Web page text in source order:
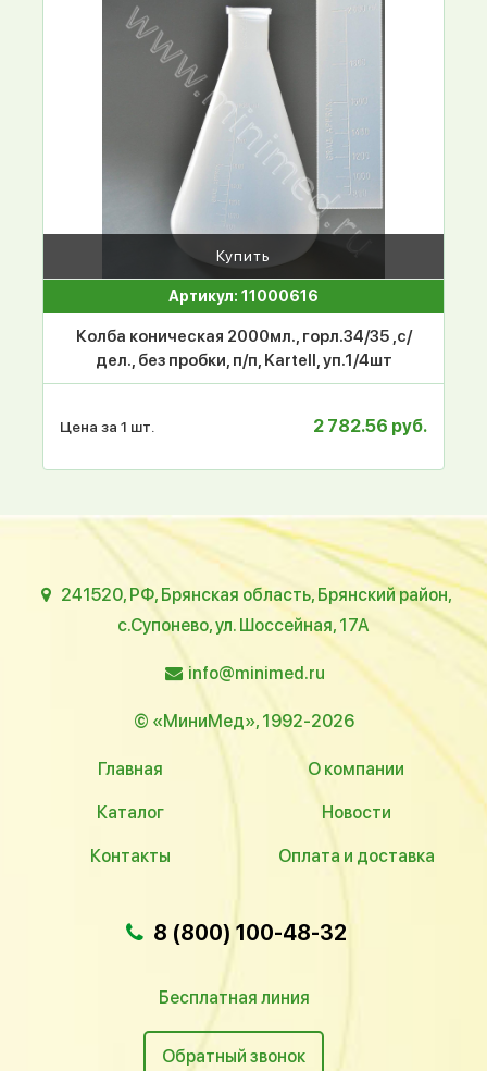
Купить
Артикул: 11000616
Колба коническая 2000мл., горл.34/35 ,с/
дел., без пробки, п/п, Kartell, уп.1/4шт
Цена за 1 шт. 2 782.56 руб.
241520, РФ, Брянская область, Брянский район,
с.Супонево, ул. Шоссейная, 17А
info@minimed.ru
© «МиниМед», 1992-2026
Главная О компании
Каталог Новости
Контакты Оплата и доставка
8 (800) 100-48-32
Бесплатная линия
Обратный звонок